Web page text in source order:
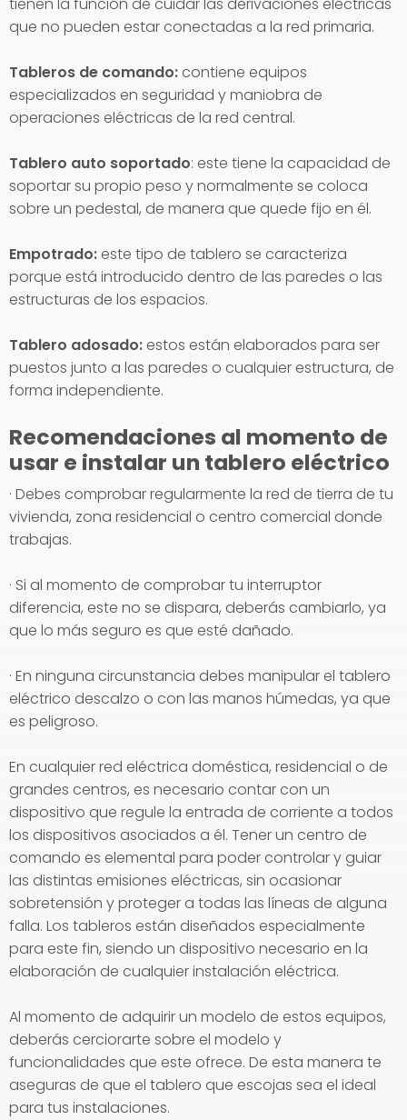
tienen la función de cuidar las derivaciones eléctricas
que no pueden estar conectadas a la red primaria.
Tableros de comando: contiene equipos
especializados en seguridad y maniobra de
operaciones eléctricas de la red central.
Tablero auto soportado: este tiene la capacidad de
soportar su propio peso y normalmente se coloca
sobre un pedestal, de manera que quede fijo en él.
Empotrado: este tipo de tablero se caracteriza
porque está introducido dentro de las paredes o las
estructuras de los espacios.
Tablero adosado:estos están elaborados para ser
puestos junto a las paredes o cualquier estructura, de
forma independiente.
Recomendaciones al momento de
usar e instalar un tablero eléctrico
· Debes comprobar regularmente la red de tierra de tu
vivienda, zona residencial o centro comercial donde
trabajas.
· Si al momento de comprobar tu interruptor
diferencia, este no se dispara, deberás cambiarlo, ya
que lo más seguro es que esté dañado.
· En ninguna circunstancia debes manipular el tablero
eléctrico descalzo o con las manos húmedas, ya que
es peligroso.
En cualquier red eléctrica doméstica, residencial o de
grandes centros, es necesario contar con un
dispositivo que regule la entrada de corriente a todos
los dispositivos asociados a él. Tener un centro de
comando es elemental para poder controlar y guiar
las distintas emisiones eléctricas, sin ocasionar
sobretensión y proteger a todas las líneas de alguna
falla. Los tableros están diseñados especialmente
para este fin, siendo un dispositivo necesario en la
elaboración de cualquier instalación eléctrica.
Al momento de adquirir un modelo de estos equipos,
deberás cerciorarte sobre el modelo y
funcionalidades que este ofrece. De esta manera te
aseguras de que el tablero que escojas sea el ideal
para tus instalaciones.